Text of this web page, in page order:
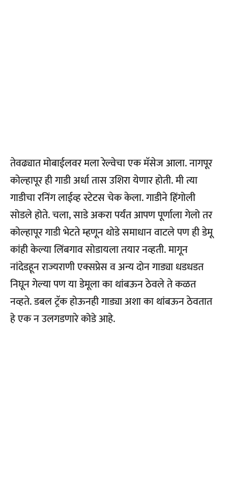
तेवढ्यात मोबाईलवर मला रेल्वेचा एक मॅसेज आला. नागपूर
कोल्हापूर ही गाडी अर्धा तास उशिरा येणार होती. मी त्या
गाडीचा रनिंग लाईव्ह स्टेटस चेक केला. गाडीने हिंगोली
सोडले होते. चला, साडे अकरा पर्यंत आपण पूर्णाला गेलो तर
कोल्हापूर गाडी भेटते म्हणून थोडे समाधान वाटले पण ही डेमू
कांही केल्या लिंबगाव सोडायला तयार नव्हती. मागून
नांदेडहून राज्यराणी एक्सप्रेस व अन्य दोन गाड्या धडधडत
निघून गेल्या पण या डेमूला का थांबऊन ठेवले ते कळत
नव्हते. डबल ट्रॅक होऊनही गाड्या अशा का थांबऊन ठेवतात
हे एक न उलगडणारे कोडे आहे.